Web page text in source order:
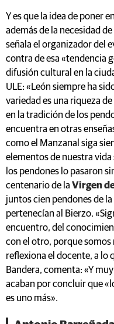
Y es que la idea de poner
además de la necesidad
señala el organizador del
contra de esa «tendencia
difusión cultural en la
ULE: «León siempre ha
variedad es una riqueza
en la tradición de los
encuentra en otras
como el Manzanal siga
elementos de nuestra vida
los pendones lo pasaron
centenario de la Virgen
juntos cien pendones de
pertenecían al Bierzo.
encuentro, del
con el otro, porque
reflexiona el docente, a lo
Bandera, comenta: «Y
acaban por concluir que
es uno más».